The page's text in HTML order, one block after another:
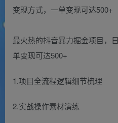
最火热的抖音暴力掘金项目，
单变现可达500+
1.项目全流程逻辑细节梳理
2.实战操作素材演练